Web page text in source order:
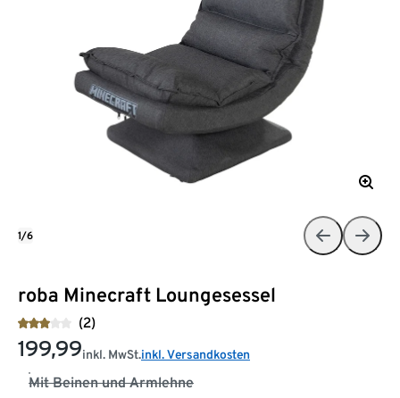
roba Minecraft Loungesessel
(2)
199,99inkl. MwSt.inkl. Versandkosten
Mit Beinen und Armlehne
1/6